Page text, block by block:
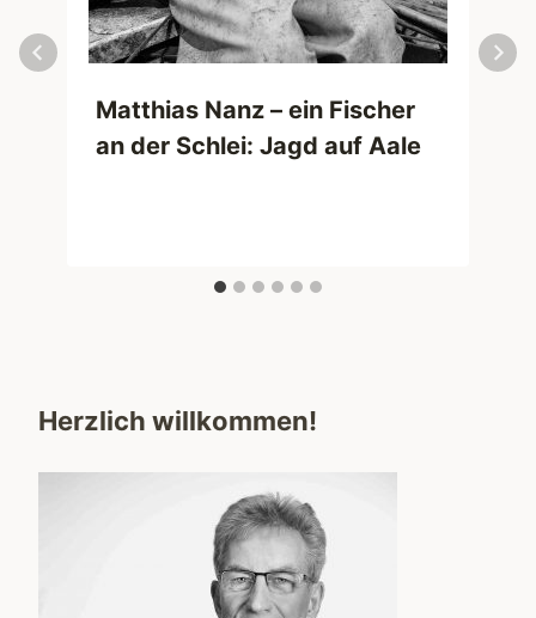
Matthias Nanz – ein Fischer
an der Schlei: Jagd auf Aale
Herzlich willkommen!